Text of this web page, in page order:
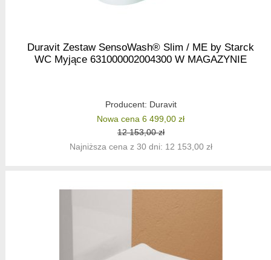
Duravit Zestaw SensoWash® Slim / ME by Starck
WC Myjące 631000002004300 W MAGAZYNIE
Producent: Duravit
Nowa cena 6 499,00 zł
12 153,00 zł
Najniższa cena z 30 dni: 12 153,00 zł